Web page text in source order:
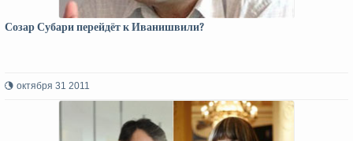
Созар Субари перейдёт к Иванишвили?
октября 31 2011